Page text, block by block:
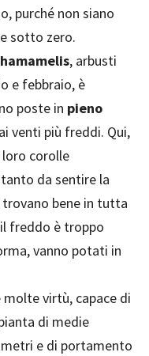
purché non siano
sotto zero.
hamamelis, arbusti
e febbraio, è
poste in pieno
venti più freddi. Qui,
loro corolle
da sentire la
bene in tutta
freddo è troppo
vanno potati in
virtù, capace di
di medie
e di portamento